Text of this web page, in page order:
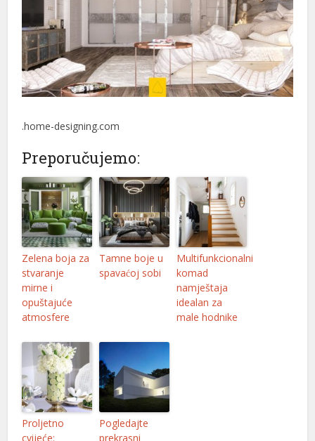
.home-designing.com
Preporučujemo:
Zelena boja za
stvaranje
mirne i
opuštajuće
atmosfere
Tamne boje u
spavaćoj sobi
Multifunkcionalni
komad
namještaja
idealan za
male hodnike
Proljetno
cvijeće:
Pogledajte
prekrasni